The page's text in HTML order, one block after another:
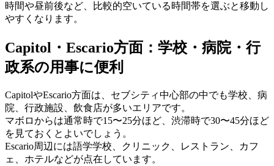
時間や昼前後など、比較的空いている時間帯を選ぶと移動し
やすくなります。
Capitol・Escario方面：学校・病院・行
政系の用事に便利
CapitolやEscario方面は、セブシティ中心部の中でも学校、病
院、行政施設、飲食店が多いエリアです。
マボロからは通常時で15〜25分ほど、渋滞時で30〜45分ほど
を見ておくとよいでしょう。
Escario周辺には語学学校、クリニック、レストラン、カフ
ェ、ホテルなどが点在しています。